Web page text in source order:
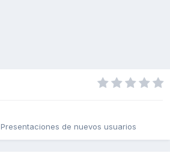
Presentaciones de nuevos usuarios